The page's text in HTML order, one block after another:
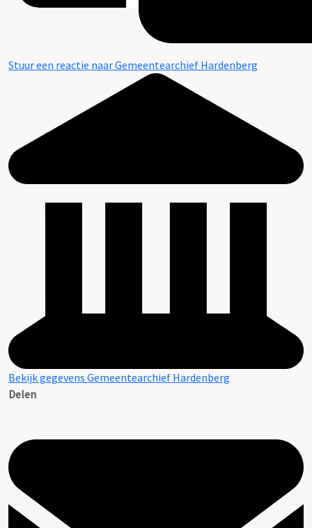
Stuur een reactie naar Gemeentearchief Hardenberg
Bekijk gegevens Gemeentearchief Hardenberg
Delen